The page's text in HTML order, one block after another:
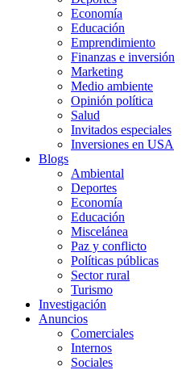
Economía
Educación
Emprendimiento
Finanzas e inversión
Marketing
Medio ambiente
Opinión política
Salud
Invitados especiales
Inversiones en USA
Blogs
Ambiental
Deportes
Economía
Educación
Miscelánea
Paz y conflicto
Políticas públicas
Sector rural
Turismo
Investigación
Anuncios
Comerciales
Internos
Sociales